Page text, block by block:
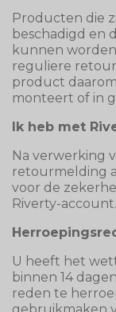
Producten die
beschadigd en
kunnen
reguliere
product
monteert of in
Ik heb met
Na verwerking
retourmelding
voor de
Riverty-account.
U heeft het
binnen 14
reden te